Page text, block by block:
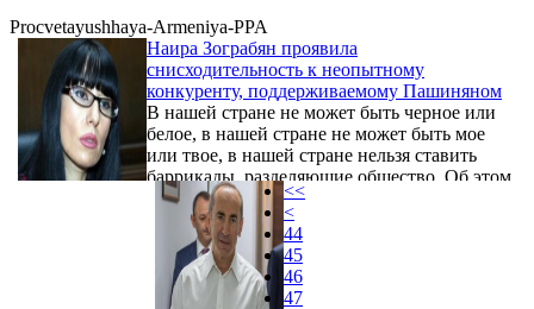
Procvetayushhaya-Armeniya-PPA
Наира Зограбян проявила
снисходительность к неопытному
конкуренту, поддерживаемому Пашиняном
В нашей стране не может быть черное или
белое, в нашей стране не может быть мое
или твое, в нашей стране нельзя ставить
баррикады, разделяющие общество. Об этом
заявила в беседе с журналистами 4 сентября
кандидат в мэры Еревана от партии
«Процветающая Армения» Наира Зограбян.
<<
<
44
45
46
47